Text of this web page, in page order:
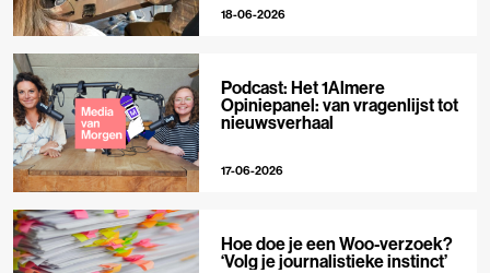
18-06-2026
Podcast: Het 1Almere
Opiniepanel: van vragenlijst tot
nieuwsverhaal
17-06-2026
Hoe doe je een Woo-verzoek?
‘Volg je journalistieke instinct’